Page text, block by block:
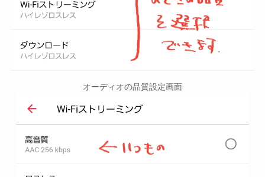
オーディオの品質設定画面